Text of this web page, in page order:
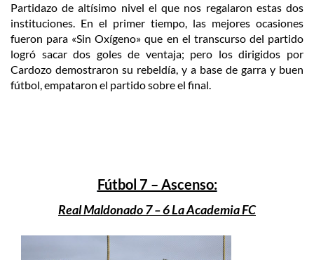
Partidazo de altísimo nivel el que nos regalaron estas dos
instituciones. En el primer tiempo, las mejores ocasiones
fueron para «Sin Oxígeno» que en el transcurso del partido
logró sacar dos goles de ventaja; pero los dirigidos por
Cardozo demostraron su rebeldía, y a base de garra y buen
fútbol, empataron el partido sobre el final.
Fútbol 7 – Ascenso:
Real Maldonado 7 – 6 La Academia FC